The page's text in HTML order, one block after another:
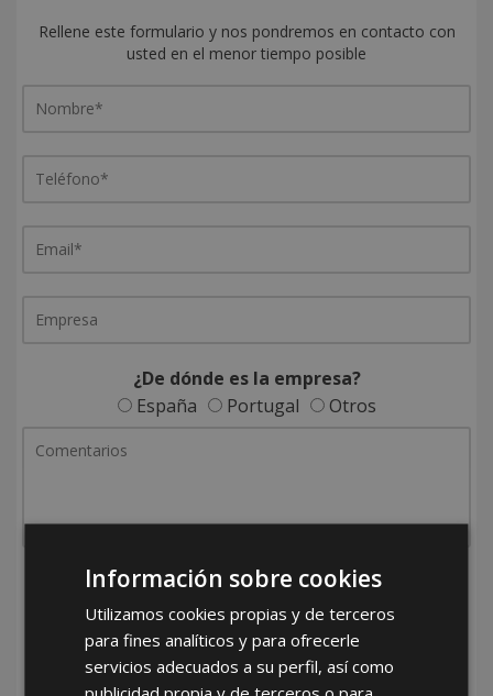
Rellene este formulario y nos pondremos en contacto con
usted en el menor tiempo posible
¿De dónde es la empresa?
España
Portugal Otros
He leído y acepto laPolítica de Privacidad
Información sobre cookies
Utilizamos cookies propias y de terceros
para fines analíticos y para ofrecerle
servicios adecuados a su perfil, así como
publicidad propia y de terceros o para